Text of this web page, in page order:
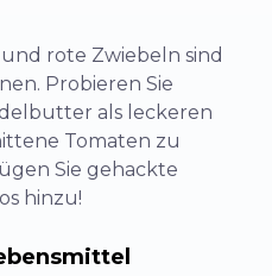
rote Zwiebeln sind
Probieren Sie
als leckeren
Tomaten zu
Sie gehackte
hinzu!